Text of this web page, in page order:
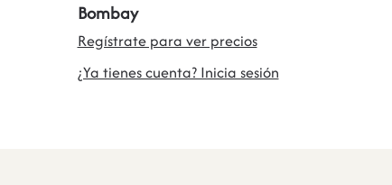
Bombay
Regístrate para ver precios
¿Ya tienes cuenta? Inicia sesión